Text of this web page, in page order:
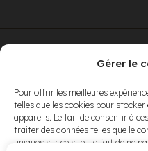
Gérer le
Pour offrir les meilleures
telles que les cookies pour
appareils. Le fait de consentir à
traiter des données telles que le
uniques sur ce site. Le fait de ne
conditions
d’utilisationet
nospolitiques
de
confidentialité .
2005 av. de